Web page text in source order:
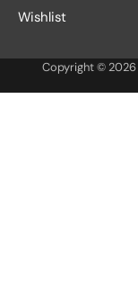
Wishlist
Copyright © 2026